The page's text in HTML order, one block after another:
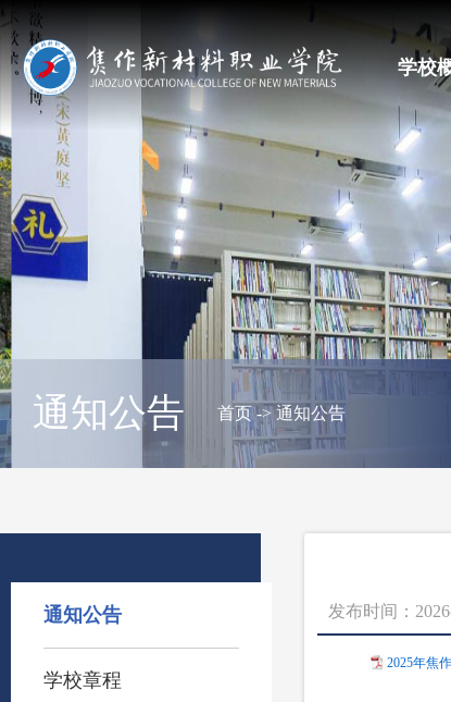
学校
通知公告 首页->通知公告
通知公告
学校章程
发布时间：
2025年焦